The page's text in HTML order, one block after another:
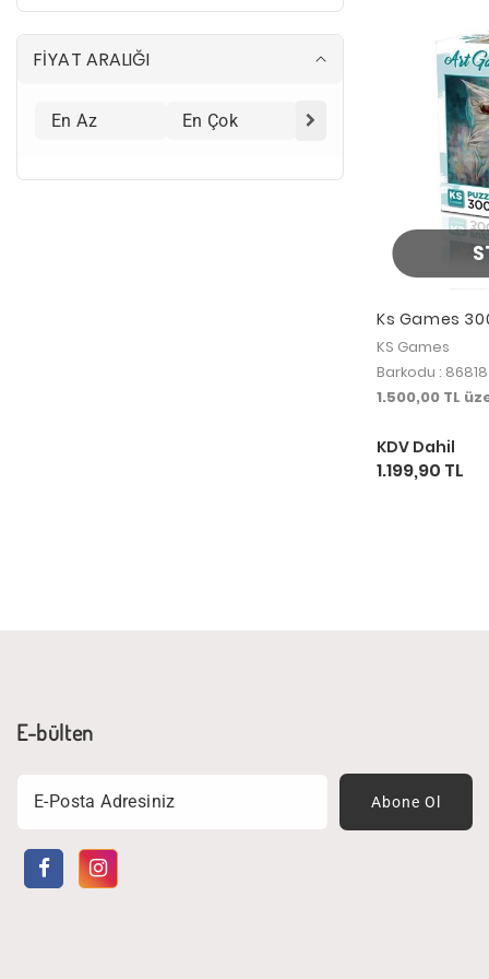
s
FİYAT ARALIĞI
Ks Games
KS Games
Barkodu :
1.500,00 TL
KDV Dahil
1.199,90 TL
E-bülten
Email Abone Ol